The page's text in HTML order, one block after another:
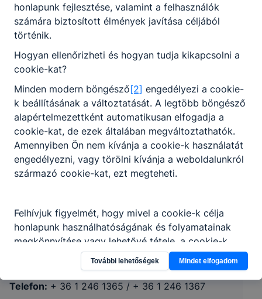
Budapesti Gépészeti SzC Mechatronikai
1118 Budapest, Rétköz utca 39.
KRÉTA
Telefon: + 36 1 246 1365 / + 36 1 246 1367
honlapunk fejlesztése, valamint a felhasználók
számára biztosított élmények javítása céljából
történik.
Hogyan ellenőrizheti és hogyan tudja kikapcsolni a
cookie-kat?
Minden modern böngésző[2] engedélyezi a cookie-
k beállításának a változtatását. A legtöbb böngésző
alapértelmezettként automatikusan elfogadja a
cookie-kat, de ezek általában megváltoztathatók.
Amennyiben Ön nem kívánja a cookie-k használatát
engedélyezni, vagy törölni kívánja a weboldalunkról
származó cookie-kat, ezt megteheti.
Felhívjuk figyelmét, hogy mivel a cookie-k célja
honlapunk használhatóságának és folyamatainak
megkönnyítése vagy lehetővé tétele, a cookie-k
alkalmazásának megakadályozása vagy törlése által
előfordulhat, hogy felhasználóink nem lesznek
képesek honlapunk funkcióinak teljes körű
További lehetőségek Mindet elfogadom